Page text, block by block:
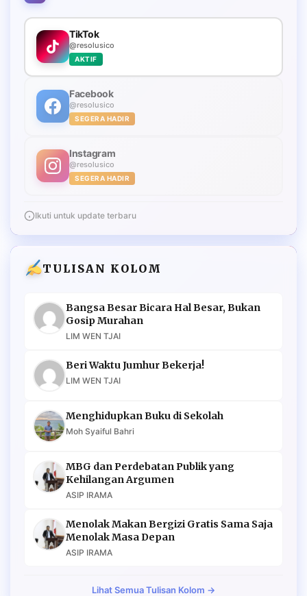
TikTok
@resolusico
AKTIF
Facebook
@resolusico
SEGERA HADIR
Instagram
@resolusico
SEGERA HADIR
Ikuti untuk update terbaru
TULISAN KOLOM
Bangsa Besar Bicara Hal Besar, Bukan
Gosip Murahan
LIM WEN TJAI
Beri Waktu Jumhur Bekerja!
LIM WEN TJAI
Menghidupkan Buku di Sekolah
Moh Syaiful Bahri
MBG dan Perdebatan Publik yang
Kehilangan Argumen
ASIP IRAMA
Menolak Makan Bergizi Gratis Sama Saja
Menolak Masa Depan
ASIP IRAMA
Lihat Semua Tulisan Kolom →